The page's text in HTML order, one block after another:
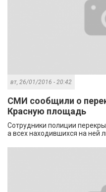
вт, 26/01/2016 - 20:42
СМИ сообщили о
Красную площадь
Сотрудники полиции
а всех находившихся на ней